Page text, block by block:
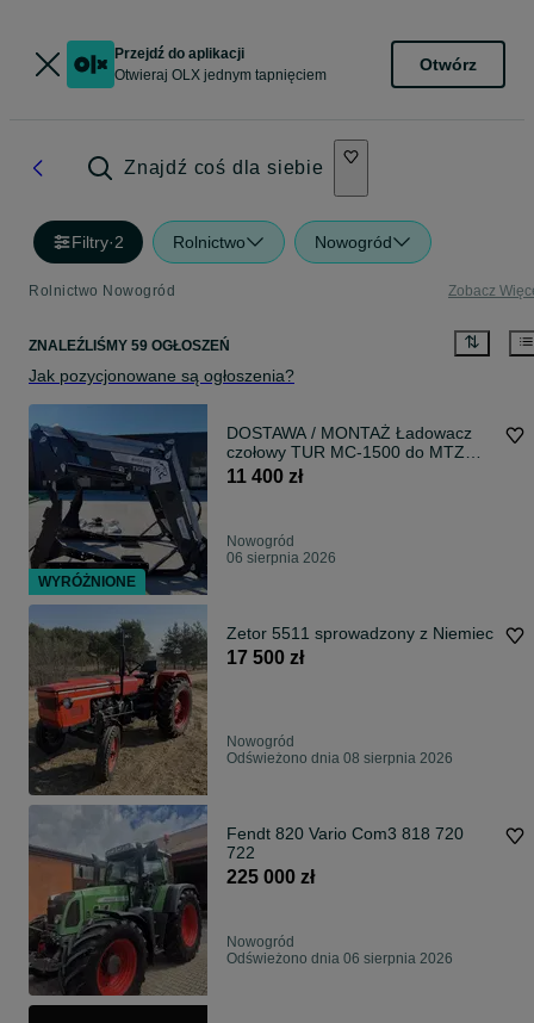
Przejdź do aplikacji
Otwieraj OLX jednym tapnięciem
Otwórz
Znajdź coś dla siebie
Filtry·2 Rolnictwo Nowogród
Rolnictwo Nowogród Zobacz
ZNALEŹLIŚMY 59 OGŁOSZEŃ
Jak pozycjonowane są ogłoszenia?
DOSTAWA / MONTAŻ Ładowacz
czołowy TUR MC-1500 do MTZ
Belarus, Ursus i Zetor - euroramka
11 400 zł
Nowogród
06 sierpnia 2026
Zetor 5511 sprowadzony z Niemiec
17 500 zł
Nowogród
Odświeżono dnia 08 sierpnia 2026
Fendt 820 Vario Com3 818 720
722
225 000 zł
Nowogród
Odświeżono dnia 06 sierpnia 2026
WYRÓŻNIONE